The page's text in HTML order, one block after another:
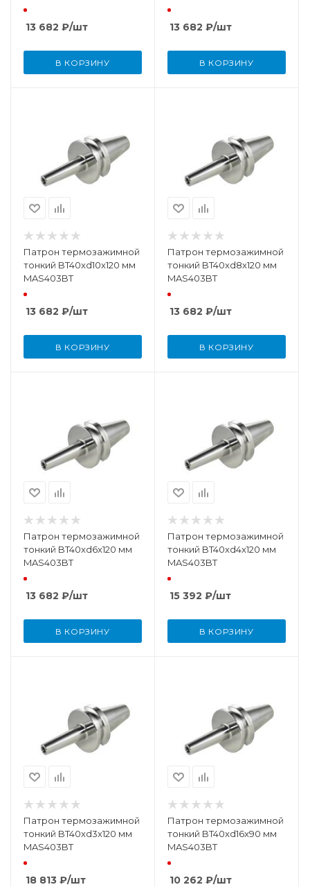
13 682 ₽/шт
В КОРЗИНУ
13 682 ₽/шт
В КОРЗИНУ
Патрон термозажимной
тонкий BT40xd10x120 мм
MAS403BT
13 682 ₽/шт
В КОРЗИНУ
Патрон термозажимной
тонкий BT40xd8x120 мм
MAS403BT
13 682 ₽/шт
В КОРЗИНУ
Патрон термозажимной
тонкий BT40xd6x120 мм
MAS403BT
13 682 ₽/шт
В КОРЗИНУ
Патрон термозажимной
тонкий BT40xd4x120 мм
MAS403BT
15 392 ₽/шт
В КОРЗИНУ
Патрон термозажимной
тонкий BT40xd3x120 мм
MAS403BT
18 813 ₽/шт
Патрон термозажимной
тонкий BT40xd16x90 мм
MAS403BT
10 262 ₽/шт